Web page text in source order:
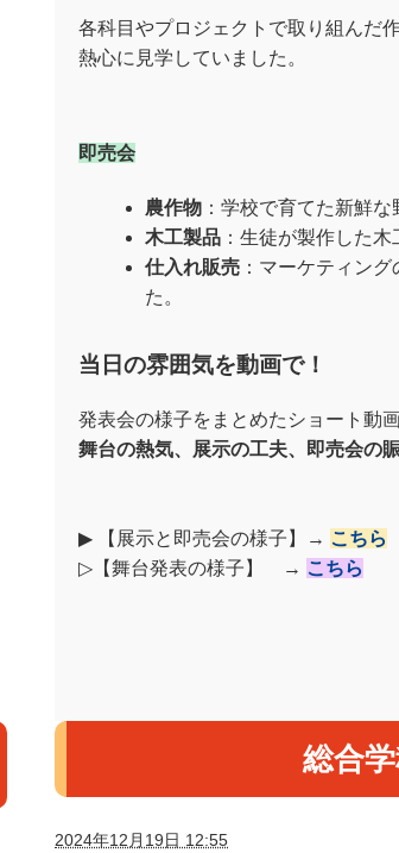
各科目やプロジェクトで取り組んだ
熱心に見学していました。
即売会
農作物 ：学校で育てた新鮮
木工製品 ：生徒が製作した
仕入れ販売 ：マーケティン
た。
当日の雰囲気を動画で！
発表会の様子をまとめたショート動
舞台の熱気、展示の工夫、即売会の
▶ 【展示と即売会の様子】→ こちら
▷【舞台発表の様子】 → こちら
総合
2024年12月19日 12:55